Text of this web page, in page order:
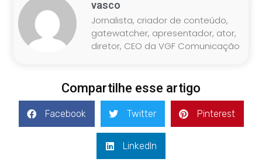
vasco
Jornalista, criador de conteúdo,
gatewatcher, apresentador, ator,
diretor, CEO da VGF Comunicação
Compartilhe esse artigo
Facebook Twitter Pinterest
LinkedIn